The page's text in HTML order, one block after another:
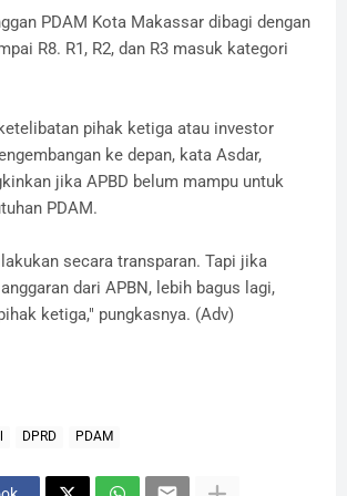
PDAM Kota Makassar dibagi dengan
R8. R1, R2, dan R3 masuk kategori
pihak ketiga atau investor
ke depan, kata Asdar,
jika APBD belum mampu untuk
PDAM.
secara transparan. Tapi jika
dari APBN, lebih bagus lagi,
ketiga," pungkasnya. (Adv)
DPRD PDAM